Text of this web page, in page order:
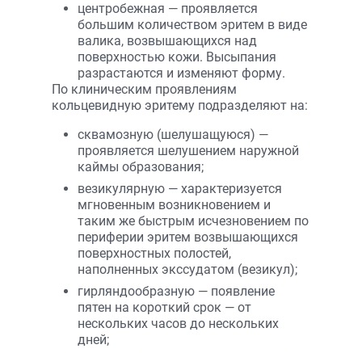
центробежная — проявляется
большим количеством эритем в виде
валика, возвышающихся над
поверхностью кожи. Высыпания
разрастаются и изменяют форму.
По клиническим проявлениям
кольцевидную эритему подразделяют на:
сквамозную (шелушащуюся) —
проявляется шелушением наружной
каймы образования;
везикулярную — характеризуется
мгновенным возникновением и
таким же быстрым исчезновением по
периферии эритем возвышающихся
поверхностных полостей,
наполненных экссудатом (везикул);
гирляндообразную — появление
пятен на короткий срок — от
нескольких часов до нескольких
дней;